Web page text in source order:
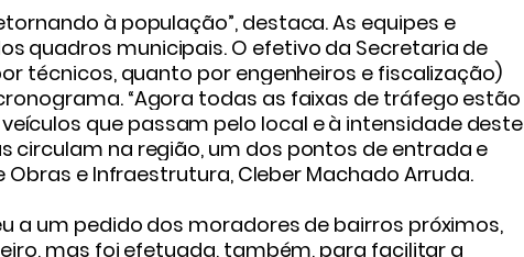
à população”, destaca.As equipes e
quadros municipais. O efetivo da Secretaria de
técnicos, quanto por engenheiros e fiscalização)
“Agora todas as faixas de tráfego estão
que passam pelo local e à intensidade deste
circulam na região, um dos pontos de entrada e
e Infraestrutura, Cleber Machado Arruda.
a um pedido dos moradores de bairros próximos,
mas foi efetuada, também, para facilitar a